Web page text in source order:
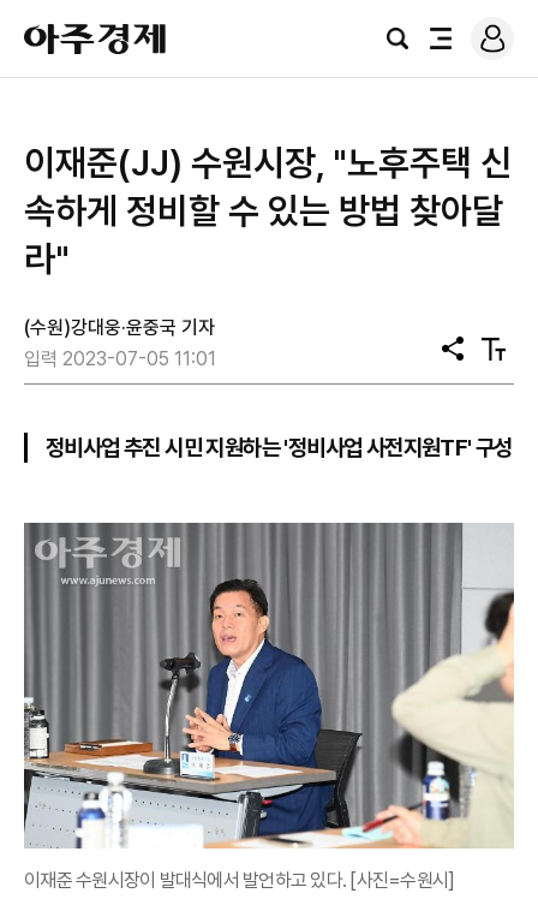
아
주
경
검
전
로
그
이재준(JJ) 수원시장, "노후주택 신
속하게 정비할 수 있는 방법 찾아달
라"
(수원)강대웅·윤중국 기자
입력 2023-07-05 11:01
공
유
텍
스
기
정비사업 추진 시민 지원하는 '정비사업 사전지원TF' 구성
이재준 수원시장이 발대식에서 발언하고 있다. [사진=수원시]